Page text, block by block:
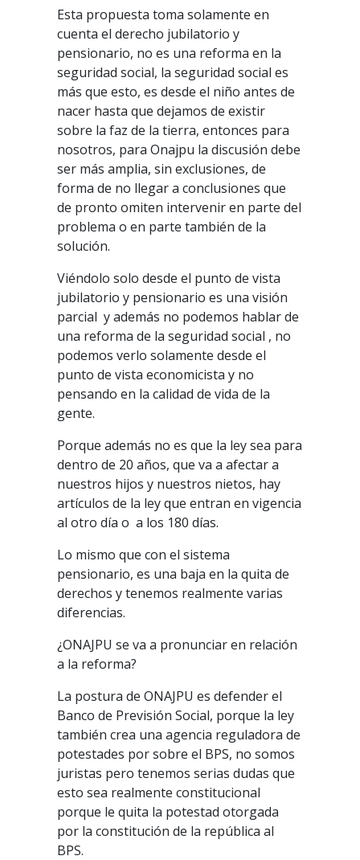
Esta propuesta toma solamente en
cuenta el derecho jubilatorio y
pensionario, no es una reforma en la
seguridad social, la seguridad social es
más que esto, es desde el niño antes de
nacer hasta que dejamos de existir
sobre la faz de la tierra, entonces para
nosotros, para Onajpu la discusión debe
ser más amplia, sin exclusiones, de
forma de no llegar a conclusiones que
de pronto omiten intervenir en parte del
problema o en parte también de la
solución.
Viéndolo solo desde el punto de vista
jubilatorio y pensionario es una visión
parcial y además no podemos hablar de
una reforma de la seguridad social , no
podemos verlo solamente desde el
punto de vista economicista y no
pensando en la calidad de vida de la
gente.
Porque además no es que la ley sea para
dentro de 20 años, que va a afectar a
nuestros hijos y nuestros nietos, hay
artículos de la ley que entran en vigencia
al otro día o a los 180 días.
Lo mismo que con el sistema
pensionario, es una baja en la quita de
derechos y tenemos realmente varias
diferencias.
¿ONAJPU se va a pronunciar en relación
a la reforma?
La postura de ONAJPU es defender el
Banco de Previsión Social, porque la ley
también crea una agencia reguladora de
potestades por sobre el BPS, no somos
juristas pero tenemos serias dudas que
esto sea realmente constitucional
porque le quita la potestad otorgada
por la constitución de la república al
BPS.